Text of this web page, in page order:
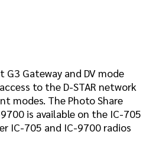
Gateway and DV mode
to the D-STAR network
modes. The Photo Share
is available on the IC-705
IC-705 and IC-9700 radios